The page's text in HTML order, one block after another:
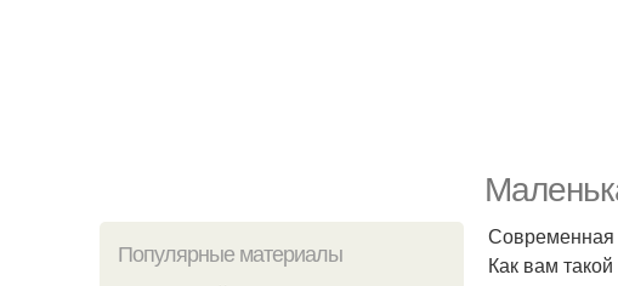
Популярные материалы
Современная
Как вам